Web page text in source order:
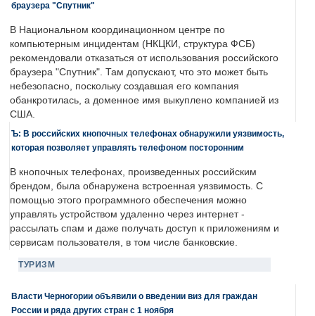
браузера "Спутник"
В Национальном координационном центре по
компьютерным инцидентам (НКЦКИ, структура ФСБ)
рекомендовали отказаться от использования российского
браузера "Спутник". Там допускают, что это может быть
небезопасно, поскольку создавшая его компания
обанкротилась, а доменное имя выкуплено компанией из
США.
Ъ: В российских кнопочных телефонах обнаружили уязвимость,
которая позволяет управлять телефоном посторонним
В кнопочных телефонах, произведенных российским
брендом, была обнаружена встроенная уязвимость. С
помощью этого программного обеспечения можно
управлять устройством удаленно через интернет -
рассылать спам и даже получать доступ к приложениям и
сервисам пользователя, в том числе банковские.
ТУРИЗМ
Власти Черногории объявили о введении виз для граждан
России и ряда других стран с 1 ноября